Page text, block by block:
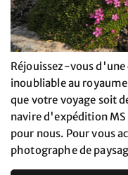
Réjouissez-vous
inoubliable au
que votre voyage soit
navire d'expédition
pour nous. Pour vous
photographe de